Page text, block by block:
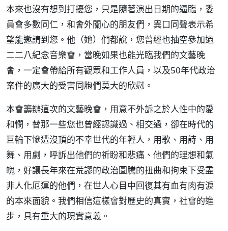
本來也沒有想到打擾您，只是隨著演出日期的逼臨，委
員會多數同仁，和會外關心的朋友們，異口同聲表示希
望能邀請到您。他（她）們都說，您曾經也抽空參加過
二二八紀念音樂會，當晚如果也能光臨我們的文藝晚
會，一定會帶給所有觀眾和工作人員，以及50年代政治
案件的廣大的受害同胞們莫大的欣慰。
本會籌辦這次的文藝晚會，用意不外訴之於人性中的愛
和憫，替那一些您也曾經認識過、相交過，卻在時代的
巨輪下慘遭沒頂的不幸世代的年輕人，用歌、用詩、用
舞、用劇，呼訴出他們的祈盼和悲痛、他們的理想和氣
魄，好讓長年來在荒謬的政治圖騰的扭曲和拘束下受盡
非人化厄運的他們，在世人心目中回復其有血有肉有淚
的本來面貌。我們相信這樣會對歷史的真實，社會的進
步，具有重大的現實意義。